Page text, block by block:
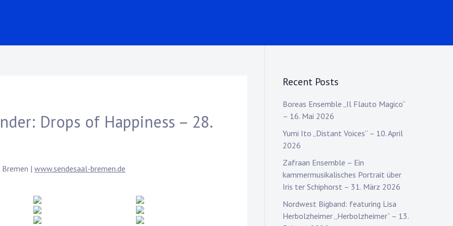
Drops of Happiness – 28.
| www.sendesaal-bremen.de
Recent Posts
Boreas Ensemble „Il Flauto Magico“
– 16. Mai 2026
Yumi Ito „Distant Voices“ – 10. April
2026
Zafraan Ensemble – Ein
kammermusikalisches Portrait über
Iris ter Schiphorst – 31. März 2026
Nordwest Bigband: featuring Lisa
Herbolzheimer „Herbolzheimer“ – 13.